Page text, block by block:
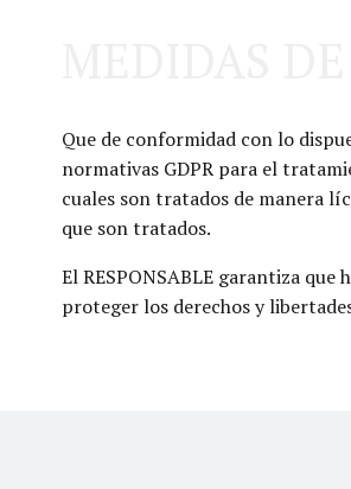
Que de conformidad con lo
normativas GDPR para el
cuales son tratados de manera
que son tratados.
El RESPONSABLE garantiza
proteger los derechos y